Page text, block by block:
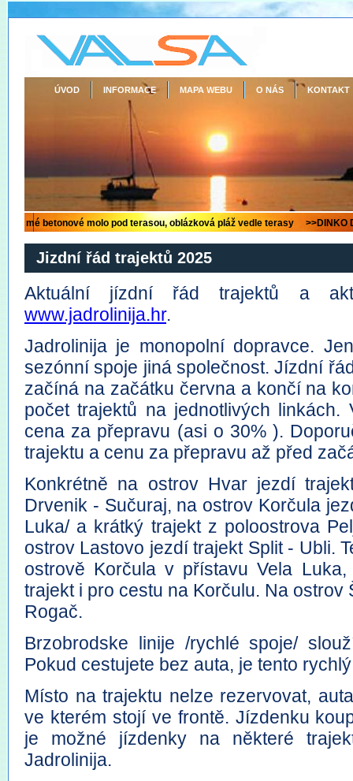
ÚVOD INFORMACE MAPA WEBU O NÁS KONTAKT
Jizdní řád trajektů 2025
Aktuální jízdní řád trajektů a
www.jadrolinija.hr.
Jadrolinija je monopolní dopravce.
sezónní spoje jiná společnost. Jízdní
začíná na začátku června a končí na
počet trajektů na jednotlivých
cena za přepravu (asi o 30% ).
trajektu a cenu za přepravu až před
Konkrétně na ostrov Hvar jezdí
Drvenik - Sučuraj, na ostrov Korčula
Luka/ a krátký trajekt z poloostrova
ostrov Lastovo jezdí trajekt Split - Ubli.
ostrově Korčula v přístavu Vela
trajekt i pro cestu na Korčulu. Na ostrov
Rogač.
Brzobrodske linije /rychlé spoje/
Pokud cestujete bez auta, je tento
Místo na trajektu nelze rezervovat,
ve kterém stojí ve frontě. Jízdenku
je možné jízdenky na některé
Jadrolinija.